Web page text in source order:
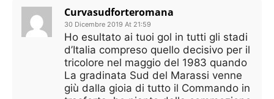
Curvasudforteromana
30 Dicembre 2019 At 21:59
Ho esultato ai tuoi gol in tutti gli stadi
d’Italia compreso quello decisivo per il
tricolore nel maggio del 1983 quando
La gradinata Sud del Marassi venne
giù dalla gioia di tutto il Commando in